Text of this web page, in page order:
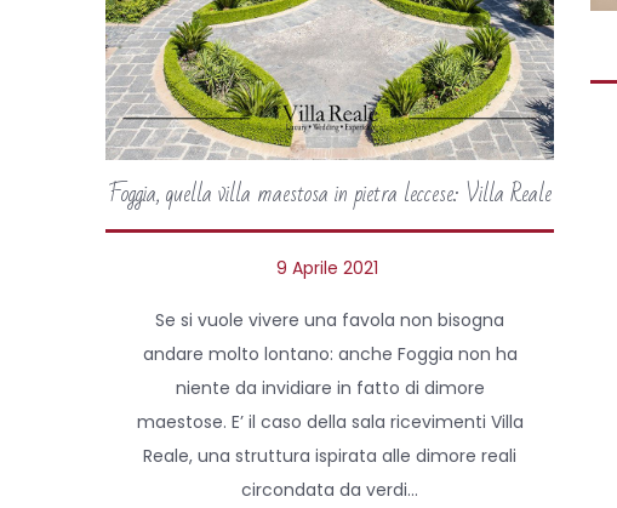
Foggia, quella villa maestosa in pietra leccese: Villa Reale
P
9 Aprile 2021
Se si vuole vivere una favola non bisogna
andare molto lontano: anche Foggia non ha
niente da invidiare in fatto di dimore
maestose. E’ il caso della sala ricevimenti Villa
Reale, una struttura ispirata alle dimore reali
circondata da verdi…